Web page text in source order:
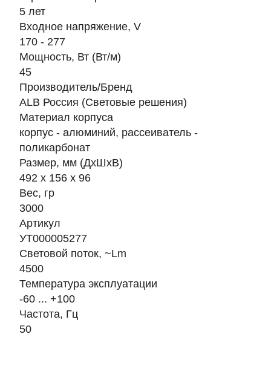
5 лет
Входное напряжение, V
170 - 277
Мощность, Вт (Вт/м)
45
Производитель/Бренд
ALB Россия (Световые решения)
Материал корпуса
корпус - алюминий, рассеиватель -
поликарбонат
Размер, мм (ДхШхВ)
492 х 156 х 96
Вес, гр
3000
Артикул
УТ000005277
Световой поток, ~Lm
4500
Температура эксплуатации
-60 ... +100
Частота, Гц
50